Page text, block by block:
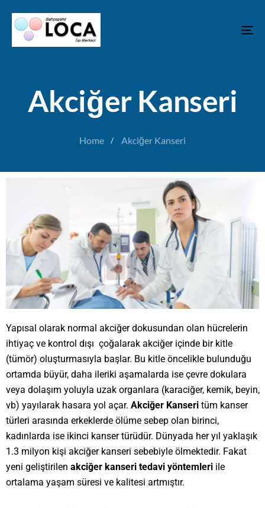
Akciğer Kanseri
Home Akciğer Kanseri
Yapısal olarak normal akciğer dokusundan olan hücrelerin
ihtiyaç ve kontrol dışı çoğalarak akciğer içinde bir kitle
(tümör) oluşturmasıyla başlar. Bu kitle öncelikle bulunduğu
ortamda büyür, daha ileriki aşamalarda ise çevre dokulara
veya dolaşım yoluyla uzak organlara (karaciğer, kemik, beyin,
vb) yayılarak hasara yol açar. Akciğer Kanseri tüm kanser
türleri arasında erkeklerde ölüme sebep olan birinci,
kadınlarda ise ikinci kanser türüdür. Dünyada her yıl yaklaşık
1.3 milyon kişi akciğer kanseri sebebiyle ölmektedir. Fakat
yeni geliştirilen akciğer kanseri tedavi yöntemleri ile
ortalama yaşam süresi ve kalitesi artmıştır.